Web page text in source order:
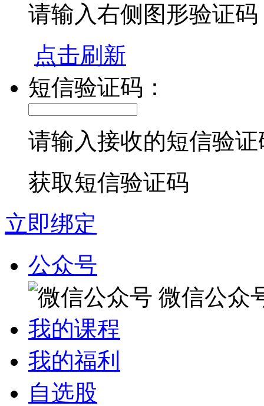
请输入右侧图形验证码
点击刷新
短信验证码：
请输入接收的短信验证
获取短信验证码
立即绑定
公众号
微信公众
我的课程
我的福利
自选股